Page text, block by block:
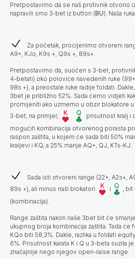
Pretpostavimo da se naš protivnik otvorio
napravili smo 3-bet iz button (BU). Naša
Za početak, procijenimo otvoreni
A9+, KJo, K9s +, Q9s +, 89s+.
Pretpostavimo da, suočen s 3-bet,
4-betati) oko polovice navedenih ruke
98s +), a preostale ruke radije foldati.
3bet je približno 52%. Sada ćemo vidjeti
promijeniti ako uzmemo u obzir blokatore
3-bet, na primjer,
prisutnost kralj i
mogućih kombinacija otvorenog porasta
raspon zaštita, u kojem će sada biti 50%
kraljevi i KQ, a 25% manje AQ+, QJ, KTs-KJ.
Sada isti otvoreni range (22+, A2s+,
89s +), ali minus naši blokatori
i
,
(kombinacija).
Range zaštita nakon naše 3bet bit će
ukupnog broja kombinacija zaštita. Tada
KQo biti 58,3%. Dakle, razlika u foldati
6%. Prisutnost karata K i Q u 3-beta suzila
značajnije nego njegov open-raise range.